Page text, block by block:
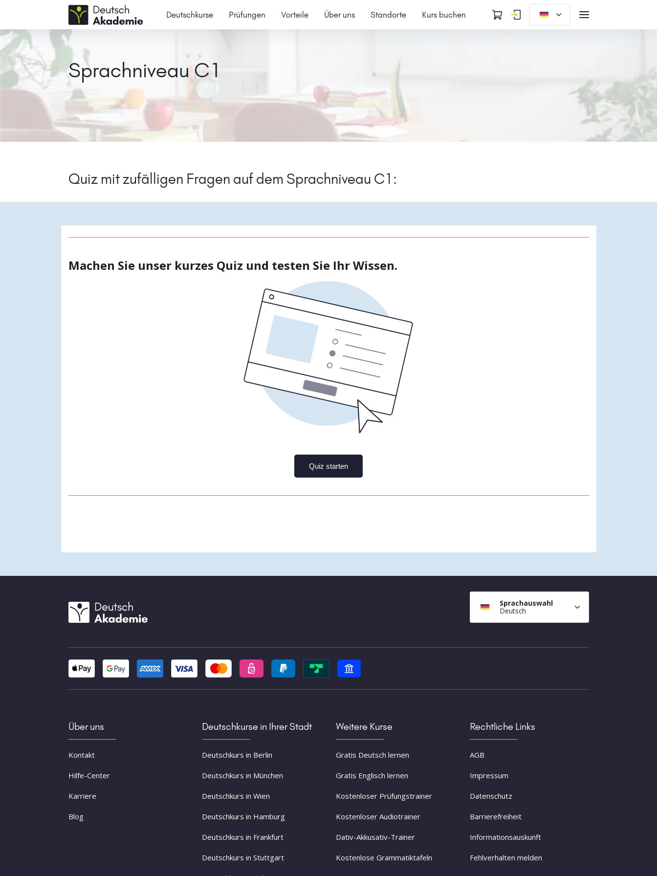
Deutschkurse Prüfungen Vorteile Über uns Standorte Kurs buchen
Sprachniveau C1
Quiz mit zufälligen Fragen auf dem Sprachniveau C1:
Sprachauswahl
Deutsch
Über uns
Kontakt
Hilfe-Center
Karriere
Blog
Deutschkurse in Ihrer Stadt
Deutschkurs in Berlin
Deutschkurs in München
Deutschkurs in Wien
Deutschkurs in Hamburg
Deutschkurs in Frankfurt
Deutschkurs in Stuttgart
Weitere Kurse
Gratis Deutsch lernen
Gratis Englisch lernen
Kostenloser Prüfungstrainer
Kostenloser Audiotrainer
Dativ-Akkusativ-Trainer
Kostenlose Grammatiktafeln
Rechtliche Links
AGB
Impressum
Datenschutz
Barrierefreiheit
Informationsauskunft
Fehlverhalten melden